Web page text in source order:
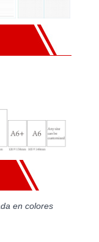
en colores